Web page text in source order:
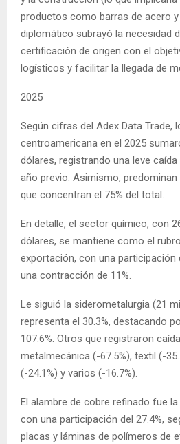
productos como barras de acero
diplomático subrayó la necesidad
certificación de origen con el
logísticos y facilitar la llegada de
2025
Según cifras del Adex Data Trade,
centroamericana en el 2025
dólares, registrando una leve
año previo. Asimismo,
que concentran el 75% del total.
En detalle, el sector químico, con
dólares, se mantiene como el
exportación, con una participación
una contracción de 11%.
Le siguió la siderometalurgia (21
representa el 30.3%, destacando
107.6%. Otros que registraron
metalmecánica (-67.5%), textil (-
(-24.1%) y varios (-16.7%).
El alambre de cobre refinado fue
con una participación del 27.4%,
placas y láminas de polímeros de